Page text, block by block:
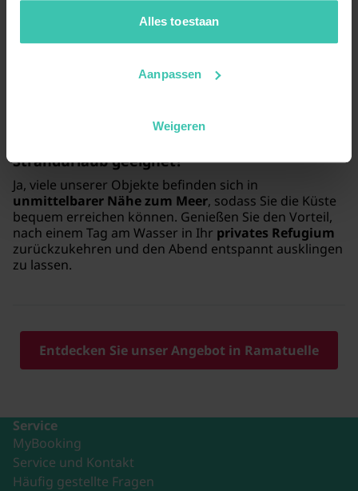
jouw vakantiezoektocht soepel en op maat verloopt!
Alles toestaan
Aanpassen
Weigeren
Einrichtung aus. Achten Sie bei der Auswahl auf
Merkmale wieumzäunte Grundstücke, die Ihnen
der Sonne Südfrankreichs bieten.
Strandurlaub geeignet?
Ja, viele unserer Objekte befinden sich in
unmittelbarer Nähe zum Meer, sodass Sie die Küste
bequem erreichen können. Genießen Sie den Vorteil,
nach einem Tag am Wasser in Ihr privates Refugium
zurückzukehren und den Abend entspannt ausklingen
zu lassen.
Entdecken Sie unser Angebot in Ramatuelle
Service
MyBooking
Service und Kontakt
Häufig gestellte Fragen